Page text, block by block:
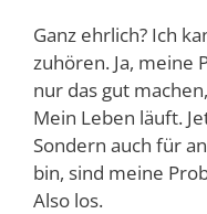
Ganz ehrlich? Ich
zuhören. Ja, meine
nur das gut
Mein Leben läuft.
Sondern auch für
bin, sind meine
Also los.